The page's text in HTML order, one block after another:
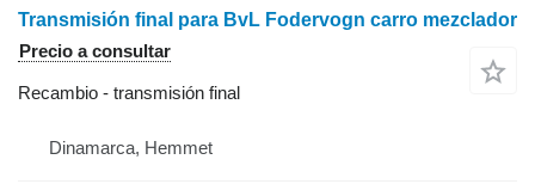
Transmisión final para BvL Fodervogn carro mezclador
Precio a consultar
Recambio - transmisión final
Dinamarca, Hemmet